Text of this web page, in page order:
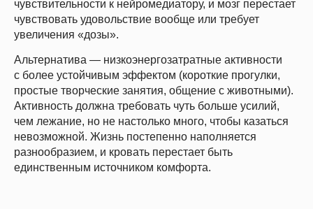
чувствительности к нейромедиатору, и мозг перестает
чувствовать удовольствие вообще или требует
увеличения «дозы».
Альтернатива — низкоэнергозатратные активности
с более устойчивым эффектом (короткие прогулки,
простые творческие занятия, общение с животными).
Активность должна требовать чуть больше усилий,
чем лежание, но не настолько много, чтобы казаться
невозможной. Жизнь постепенно наполняется
разнообразием, и кровать перестает быть
единственным источником комфорта.